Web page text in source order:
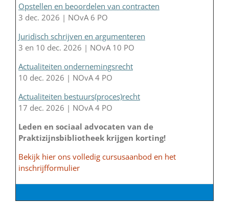
Opstellen en beoordelen van contracten
3 dec. 2026 | NOvA 6 PO
Juridisch schrijven en argumenteren
3 en 10 dec. 2026 | NOvA 10 PO
Actualiteiten ondernemingsrecht
10 dec. 2026 | NOvA 4 PO
Actualiteiten bestuurs(proces)recht
17 dec. 2026 | NOvA 4 PO
Leden en sociaal advocaten van de
Praktizijnsbibliotheek krijgen korting!
Bekijk hier ons volledig cursusaanbod en het
inschrijfformulier